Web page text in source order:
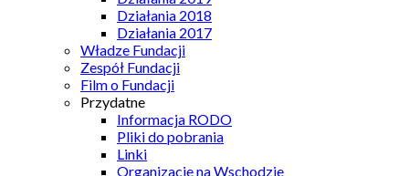
Działania 2018
Działania 2017
Władze Fundacji
Zespół Fundacji
Film o Fundacji
Przydatne
Informacja RODO
Pliki do pobrania
Linki
Organizacje na Wschodzie